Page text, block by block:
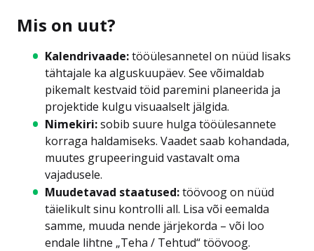
Mis on uut?
Kalendrivaade:tööülesannetel on nüüd lisaks
tähtajale ka alguskuupäev. See võimaldab
pikemalt kestvaid töid paremini planeerida ja
projektide kulgu visuaalselt jälgida.
Nimekiri:sobib suure hulga tööülesannete
korraga haldamiseks. Vaadet saab kohandada,
muutes grupeeringuid vastavalt oma
vajadusele.
Muudetavad staatused:töövoog on nüüd
täielikult sinu kontrolli all. Lisa või eemalda
samme, muuda nende järjekorda – või loo
endale lihtne „Teha / Tehtud“ töövoog.